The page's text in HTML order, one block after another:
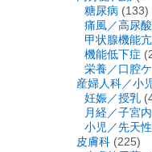
糖尿病 (133)
痛風／高尿
甲状腺機能
機能低下症
栄養／口腔
産婦人科／小
妊娠／授乳
月経／子宮
小児／先天
皮膚科 (225)